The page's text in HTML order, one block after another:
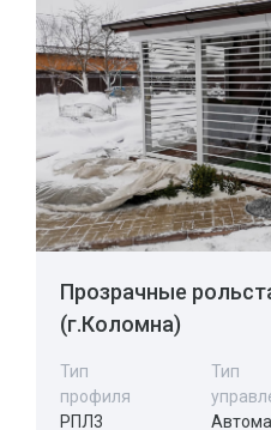
Прозрачные
(г.Коломна)
Тип
профиля
Тип
РПЛ3